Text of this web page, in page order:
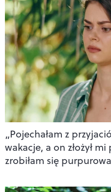
„Pojechałam z
wakacje, a on złożył
zrobiłam się